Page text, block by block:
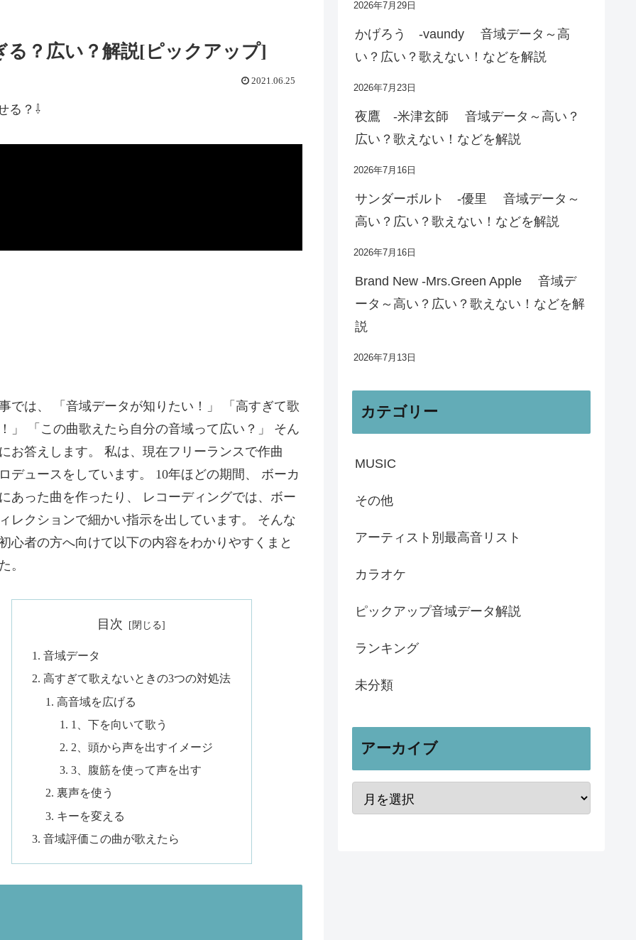
る？広い？解説[ピックアップ]
2021.06.25
る？⇩
では、 「音域データが知りたい！」 「高すぎて歌
」 「この曲歌えたら自分の音域って広い？」 そん
お答えします。 私は、現在フリーランスで作曲
デュースをしています。 10年ほどの期間、 ボーカ
あった曲を作ったり、 レコーディングでは、ボー
レクションで細かい指示を出しています。 そんな
心者の方へ向けて以下の内容をわかりやすくまと
。
目次
音域データ
高すぎて歌えないときの3つの対処法
高音域を広げる
1、下を向いて歌う
2、頭から声を出すイメージ
3、腹筋を使って声を出す
裏声を使う
キーを変える
音域評価この曲が歌えたら
2026年7月29日
かげろう -vaundy 音域データ～高
い？広い？歌えない！などを解説
2026年7月23日
夜鷹 -米津玄師 音域データ～高い？
広い？歌えない！などを解説
2026年7月16日
サンダーボルト -優里 音域データ～
高い？広い？歌えない！などを解説
2026年7月16日
Brand New -Mrs.Green Apple 音域デ
ータ～高い？広い？歌えない！などを解
説
2026年7月13日
カテゴリー
MUSIC
その他
アーティスト別最高音リスト
カラオケ
ピックアップ音域データ解説
ランキング
未分類
アーカイブ